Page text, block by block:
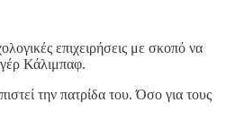
επιχειρήσεις με σκοπό να
Κάλιμπαφ.
την πατρίδα του. Όσο για τους